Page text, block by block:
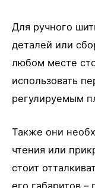
Для ручного
деталей или
любом месте
использовать
регулируемым
Также они
чтения или
стоит
его габаритов